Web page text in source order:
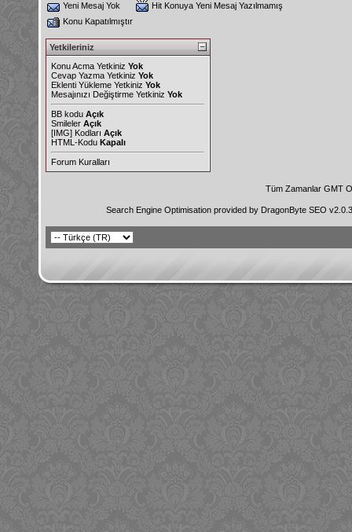
Yeni Mesaj Yok
Hit Konuya Yeni Mesaj Yazılmamış
Konu Kapatılmıştır
Yetkileriniz
Konu Acma Yetkiniz Yok
Cevap Yazma Yetkiniz Yok
Eklenti Yükleme Yetkiniz Yok
Mesajınızı Değiştirme Yetkiniz Yok
BB kodu Açık
Smileler Açık
[IMG] Kodları Açık
HTML-Kodu Kapalı
Forum Kuralları
Tüm Zamanlar GMT
Search Engine Optimisation provided by DragonByte SEO